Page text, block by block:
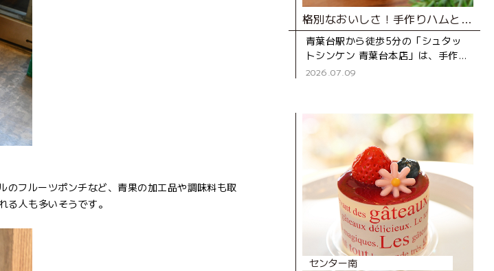
のフルーツポンチなど、青果の加工品や調味料も取
人も多いそうです。
格別なおいしさ！手作りハムとソーセージ専門店
青葉台駅から徒歩5分の「シュタッ
トシンケン 青葉台本店」は、手作り
ハムとソーセージの専門店。創業39
2026.07.09
センター南